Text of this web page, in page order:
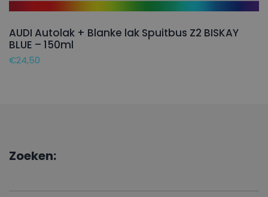
AUDI Autolak + Blanke lak Spuitbus Z2 BISKAY
BLUE – 150ml
€24,50
Zoeken: